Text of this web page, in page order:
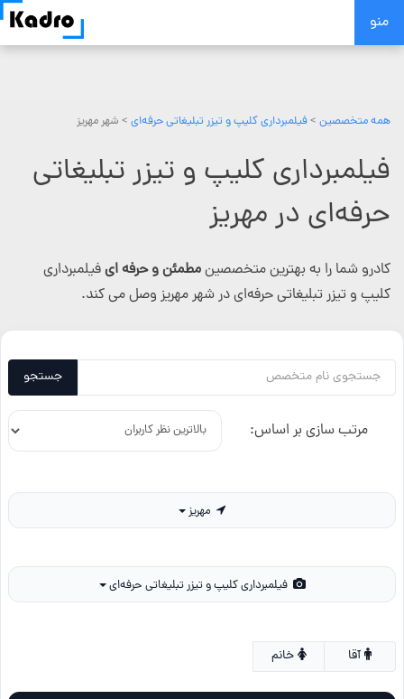
Skip
منو
همه متخصصین >فیلمبرداری کلیپ و تیزر تبلیغاتی حرفه‌ای > شهر مهریز
فیلمبرداری کلیپ و تیزر تبلیغاتی
حرفه‌ای در مهریز
کادرو شما را به بهترین متخصصینمطمئن و حرفه ایفیلمبرداری
کلیپ و تیزر تبلیغاتی حرفه‌ای در شهر مهریز وصل می کند.
جستجو
مرتب سازی بر اساس:
فیلمبرداری کلیپ و تیزر تبلیغاتی حرفه‌ای
خانم